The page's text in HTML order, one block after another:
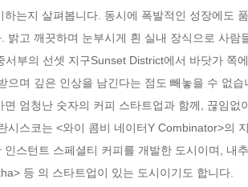
하는지 살펴봅니다. 동시에 폭발적인 성장에도
밝고 깨끗하며 눈부시게 흰 실내 장식으로 사
서부의 선셋 지구Sunset District에서 바닷가 쪽
으며 깊은 인상을 남긴다는 점도 빼놓을 수 없
면 엄청난 숫자의 커피 스타트업과 함께, 끊임
시스코는 <와이 콤비 네이터Y Combinator>의
인스턴트 스페셜티 커피를 개발한 도시이며, 내
등 의 스타트업이 있는 도시이기도 합니다.